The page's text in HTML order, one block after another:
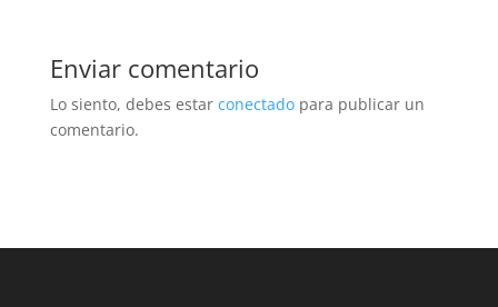
Enviar comentario
Lo siento, debes estar conectadopara publicar un
comentario.